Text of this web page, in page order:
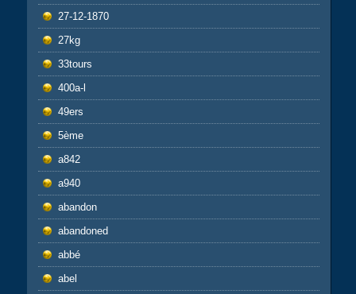
27-12-1870
27kg
33tours
400a-l
49ers
5ème
a842
a940
abandon
abandoned
abbé
abel